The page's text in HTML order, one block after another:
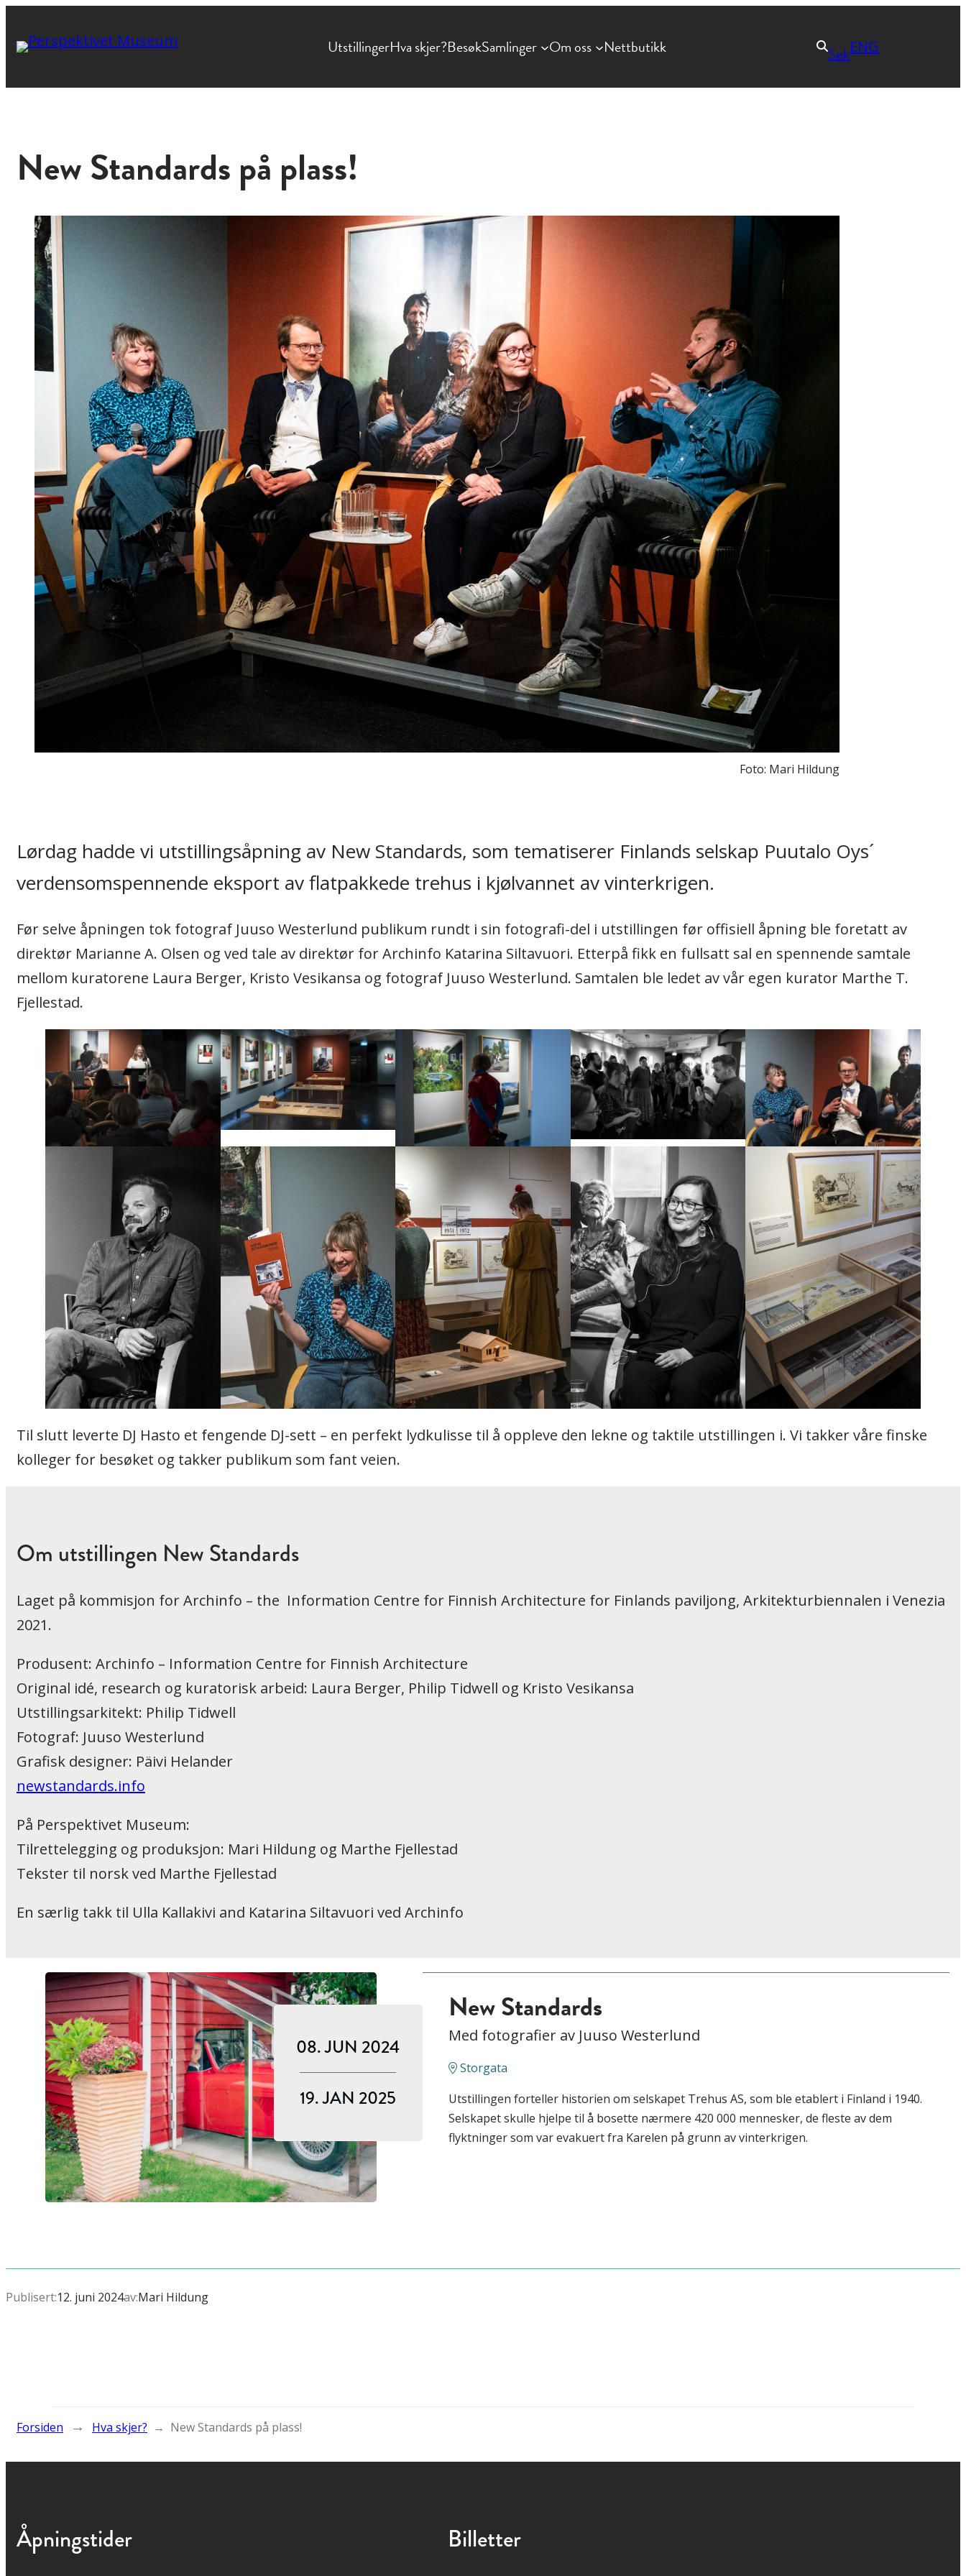
UtstillingerHva skjer?BesøkSamlinger Om oss Nettbutikk SøkENG
New Standards på plass!
Foto: Mari Hildung
Lørdag hadde vi utstillingsåpning av New Standards, som tematiserer Finlands selskap Puutalo Oys´
verdensomspennende eksport av flatpakkede trehus i kjølvannet av vinterkrigen.
Før selve åpningen tok fotograf Juuso Westerlund publikum rundt i sin fotografi-del i utstillingen før offisiell åpning ble foretatt av
direktør Marianne A. Olsen og ved tale av direktør for Archinfo Katarina Siltavuori. Etterpå fikk en fullsatt sal en spennende samtale
mellom kuratorene Laura Berger, Kristo Vesikansa og fotograf Juuso Westerlund. Samtalen ble ledet av vår egen kurator Marthe T.
Fjellestad.
Til slutt leverte DJ Hasto et fengende DJ-sett – en perfekt lydkulisse til å oppleve den lekne og taktile utstillingen i. Vi takker våre finske
kolleger for besøket og takker publikum som fant veien.
Om utstillingen New Standards
Laget på kommisjon for Archinfo – the Information Centre for Finnish Architecture for Finlands paviljong, Arkitekturbiennalen i Venezia
2021.
Produsent: Archinfo – Information Centre for Finnish Architecture
Original idé, research og kuratorisk arbeid: Laura Berger, Philip Tidwell og Kristo Vesikansa
Utstillingsarkitekt: Philip Tidwell
Fotograf: Juuso Westerlund
Grafisk designer: Päivi Helander
newstandards.info
På Perspektivet Museum:
Tilrettelegging og produksjon: Mari Hildung og Marthe Fjellestad
Tekster til norsk ved Marthe Fjellestad
En særlig takk til Ulla Kallakivi and Katarina Siltavuori ved Archinfo
08. JUN 2024
19. JAN 2025
New Standards
Med fotografier av Juuso Westerlund
Storgata
Utstillingen forteller historien om selskapet Trehus AS, som ble etablert i Finland i 1940.
Selskapet skulle hjelpe til å bosette nærmere 420 000 mennesker, de fleste av dem
flyktninger som var evakuert fra Karelen på grunn av vinterkrigen.
Publisert:12. juni 2024av:Mari Hildung
Forsiden → Hva skjer? → New Standards på plass!
Åpningstider Billetter